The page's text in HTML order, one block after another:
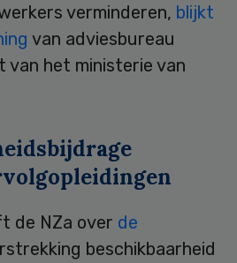
verminderen, blijkt
van adviesbureau
van het ministerie van
de NZa over de
beschikbaarheid